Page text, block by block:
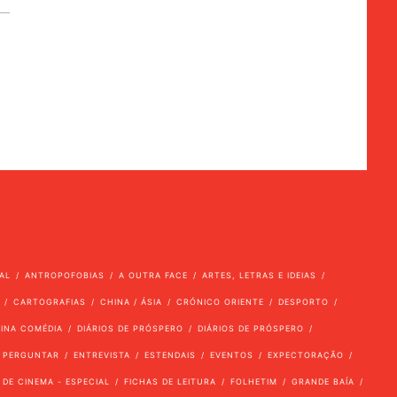
ANTROPOFOBIAS A OUTRA FACE ARTES, LETRAS E IDEIAS
CARTOGRAFIAS CHINA / ÁSIA CRÓNICO ORIENTE DESPORTO
COMÉDIA DIÁRIOS DE PRÓSPERO DIÁRIOS DE PRÓSPERO
ENTREVISTA ESTENDAIS EVENTOS EXPECTORAÇÃO
CINEMA - ESPECIAL FICHAS DE LEITURA FOLHETIM GRANDE BAÍA